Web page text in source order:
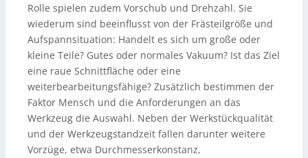
Rolle spielen zudem Vorschub und Drehzahl. Sie
wiederum sind beeinflusst von der Frästeilgröße und
Aufspannsituation: Handelt es sich um große oder
kleine Teile? Gutes oder normales Vakuum? Ist das Ziel
eine raue Schnittfläche oder eine
weiterbearbeitungsfähige? Zusätzlich bestimmen der
Faktor Mensch und die Anforderungen an das
Werkzeug die Auswahl. Neben der Werkstückqualität
und der Werkzeugstandzeit fallen darunter weitere
Vorzüge, etwa Durchmesserkonstanz,